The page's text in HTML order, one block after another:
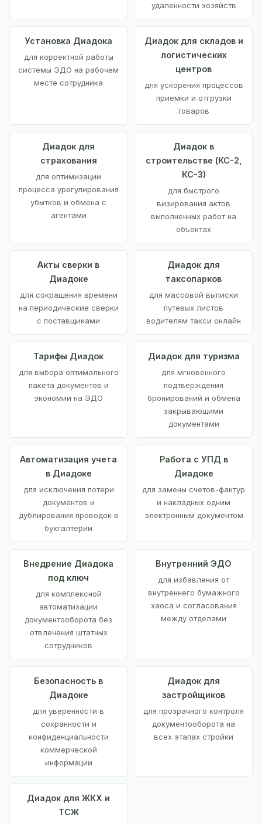
удаленности хозяйств
Установка Диадока
для корректной работы
системы ЭДО на рабочем
месте сотрудника
Диадок для складов и
логистических
центров
для ускорения процессов
приемки и отгрузки
товаров
Диадок для
страхования
для оптимизации
процесса урегулирования
убытков и обмена с
агентами
Диадок в
строительстве (КС-2,
КС-3)
для быстрого
визирования актов
выполненных работ на
объектах
Акты сверки в
Диадоке
для сокращения времени
на периодические сверки
с поставщиками
Диадок для
таксопарков
для массовой выписки
путевых листов
водителям такси онлайн
Тарифы Диадок
для выбора оптимального
пакета документов и
экономии на ЭДО
Диадок для туризма
для мгновенного
подтверждения
бронирований и обмена
закрывающими
документами
Автоматизация учета
в Диадоке
для исключения потери
документов и
дублирования проводок в
бухгалтерии
Работа с УПД в
Диадоке
для замены счетов-фактур
и накладных одним
электронным документом
Внедрение Диадока
под ключ
для комплексной
автоматизации
документооборота без
отвлечения штатных
сотрудников
Внутренний ЭДО
для избавления от
внутреннего бумажного
хаоса и согласования
между отделами
Безопасность в
Диадоке
для уверенности в
сохранности и
конфиденциальности
коммерческой
информации
Диадок для
застройщиков
для прозрачного контроля
документооборота на
всех этапах стройки
Диадок для ЖКХ и
ТСЖ